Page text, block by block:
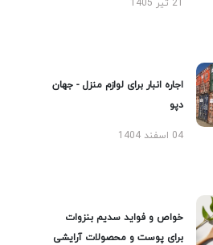
21 تیر 1405
اجاره انبار برای لوازم منزل - جهان
دپو
04 اسفند 1404
خواص و فواید سدیم بنزوات
برای پوست و محصولات آرایشی